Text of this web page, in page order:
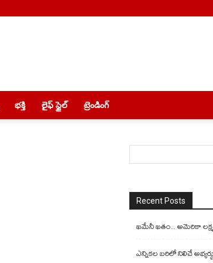
భక్తి లైఫ్ స్టైల్ ట్రెండింగ్
Recent Posts
ఖమేనీ ఖతం.. అమెరికా
ఎన్నికల బరిలో నిలిచే